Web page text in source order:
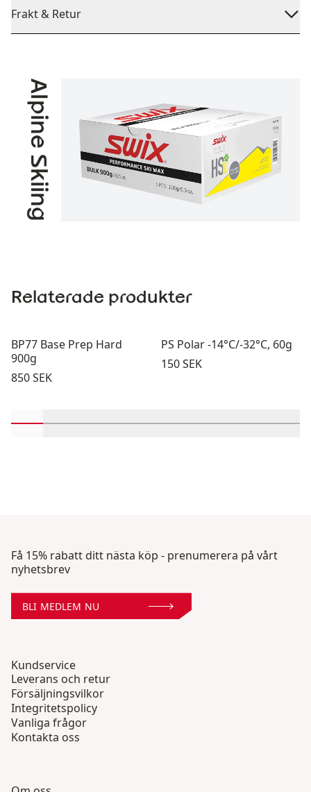
Frakt & Retur
Alpine Skiing
Relaterade produkter
BP77 Base Prep Hard
900g
Pris:
850 SEK
PS Polar -14°C/-32°C, 60g
Pris:
150 SEK
Få 15% rabatt ditt nästa köp - prenumerera på vårt
nyhetsbrev
BLI MEDLEM NU
Kundservice
Leverans och retur
Försäljningsvilkor
Integritetspolicy
Vanliga frågor
Kontakta oss